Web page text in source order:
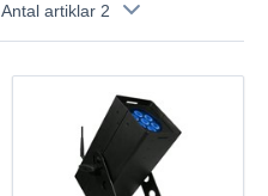
Antal artiklar 2